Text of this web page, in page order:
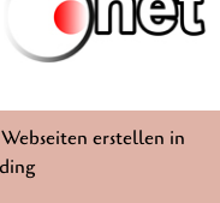
erstellen in